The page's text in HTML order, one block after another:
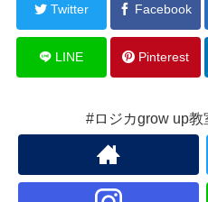
Twitter Facebook
LINE Pinterest
#ロジカgrow up教